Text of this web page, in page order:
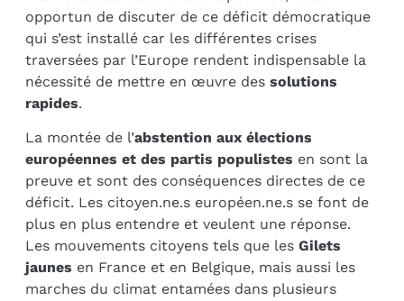
opportun de discuter de ce déficit démocratique
qui s’est installé car les différentes crises
traversées par l’Europe rendent indispensable la
nécessité de mettre en œuvre dessolutions
rapides.
La montée de l’abstention aux élections
européennes et des partis populistes en sont la
preuve et sont des conséquences directes de ce
déficit. Les citoyen.ne.s européen.ne.s se font de
plus en plus entendre et veulent une réponse.
Les mouvements citoyens tels que les Gilets
jaunes en France et en Belgique, mais aussi les
marches du climat entamées dans plusieurs